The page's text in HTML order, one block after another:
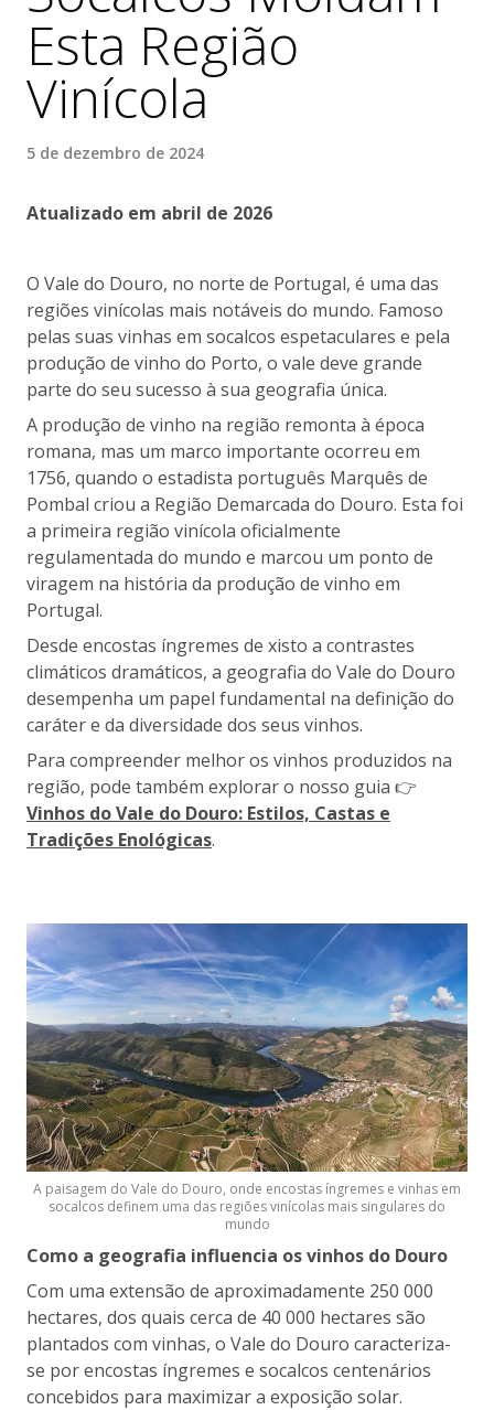
Esta Região
Vinícola
5 de dezembro de 2024
Atualizado em abril de 2026
O Vale do Douro, no norte de Portugal, é uma das
regiões vinícolas mais notáveis do mundo. Famoso
pelas suas vinhas em socalcos espetaculares e pela
produção de vinho do Porto, o vale deve grande
parte do seu sucesso à sua geografia única.
A produção de vinho na região remonta à época
romana, mas um marco importante ocorreu em
1756, quando o estadista português Marquês de
Pombal criou a Região Demarcada do Douro. Esta foi
a primeira região vinícola oficialmente
regulamentada do mundo e marcou um ponto de
viragem na história da produção de vinho em
Portugal.
Desde encostas íngremes de xisto a contrastes
climáticos dramáticos, a geografia do Vale do Douro
desempenha um papel fundamental na definição do
caráter e da diversidade dos seus vinhos.
Para compreender melhor os vinhos produzidos na
região, pode também explorar o nosso guia 👉
Vinhos do Vale do Douro: Estilos, Castas e
Tradições Enológicas.
A paisagem do Vale do Douro, onde encostas íngremes e vinhas em
socalcos definem uma das regiões vinícolas mais singulares do
mundo
Como a geografia influencia os vinhos do Douro
Com uma extensão de aproximadamente 250 000
hectares, dos quais cerca de 40 000 hectares são
plantados com vinhas, o Vale do Douro caracteriza-
se por encostas íngremes e socalcos centenários
concebidos para maximizar a exposição solar.